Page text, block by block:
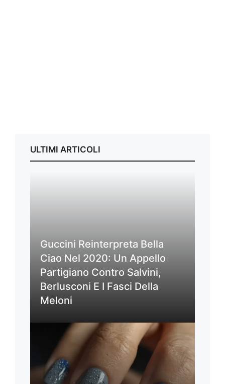
ULTIMI ARTICOLI
Guccini Reinterpreta Bella
Ciao Nel 2020: Un Appello
Partigiano Contro Salvini,
Berlusconi E I Fasci Della
Meloni